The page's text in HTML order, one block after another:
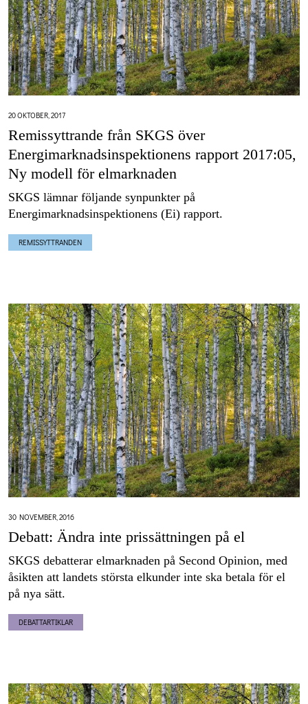
20 OKTOBER, 2017
Remissyttrande från SKGS över
Energimarknadsinspektionens rapport 2017:05,
Ny modell för elmarknaden
SKGS lämnar följande synpunkter på
Energimarknadsinspektionens (Ei) rapport.
REMISSYTTRANDEN
30 NOVEMBER, 2016
Debatt: Ändra inte prissättningen på el
SKGS debatterar elmarknaden på Second Opinion, med
åsikten att landets största elkunder inte ska betala för el
på nya sätt.
DEBATTARTIKLAR